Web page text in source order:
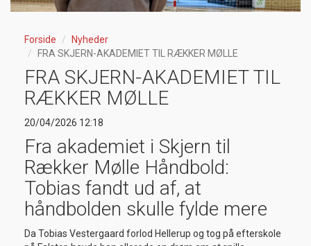
Forside
Nyheder
FRA SKJERN-AKADEMIET TIL RÆKKER MØLLE
FRA SKJERN-AKADEMIET TIL
RÆKKER MØLLE
20/04/2026 12:18
Fra akademiet i Skjern til
Rækker Mølle Håndbold:
Tobias fandt ud af, at
håndbolden skulle fylde mere
Da Tobias Vestergaard forlod Hellerup og tog på efterskole